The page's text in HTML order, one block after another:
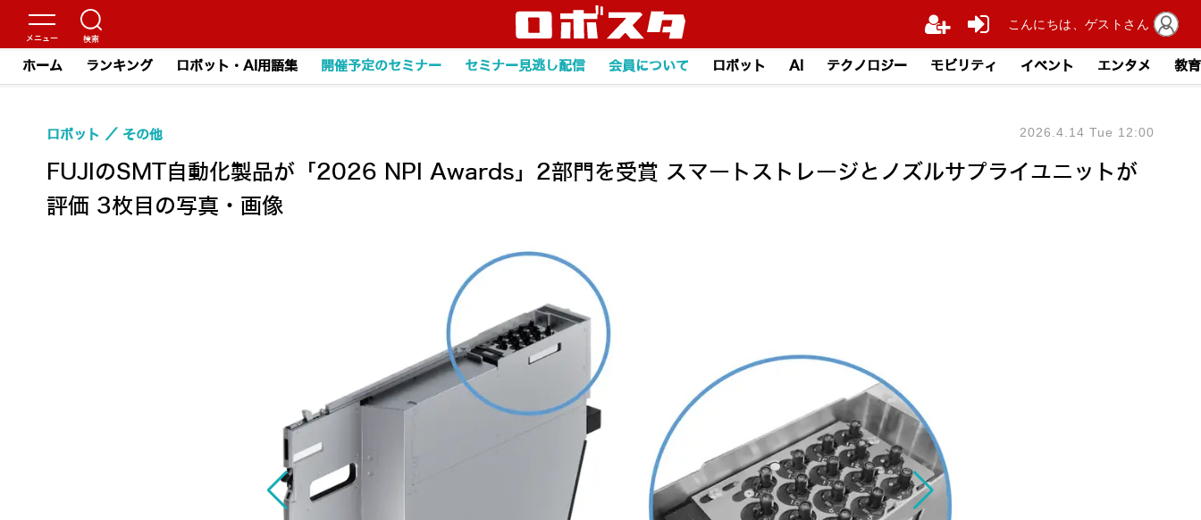
ホーム ランキング ロボット・AI用語集 開催予定のセミナー セミナー見逃し配信 会員について ロボット AI テクノロジー モビリティ イベント エンタメ 教育
FUJIのSMT自動化製品が「2026 NPI Awards」2部門を受賞 スマートストレージとノズルサプライユニットが
評価 3枚目の写真・画像
ロボット その他 2026.4.14 Tue 12:00
こんにちは、ゲストさん